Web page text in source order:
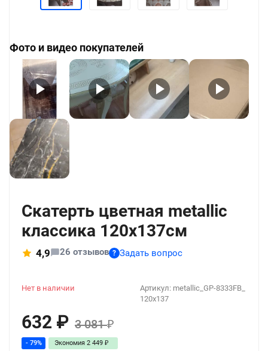
Фото и видео покупателей
Скатерть цветная metallic
классика 120x137см
4,9 26 отзывов ? Задать вопрос
Артикул: metallic_GP-8333FB_
120x137
Нет в наличии
632 ₽ 3 081₽
- 79% Экономия 2 449 ₽